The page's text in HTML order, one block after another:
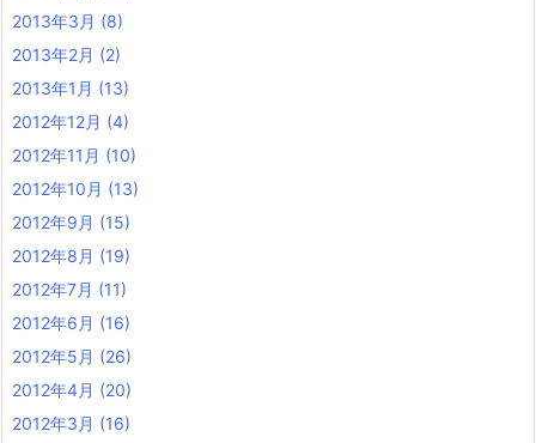
2013年3月 (8)
2013年2月 (2)
2013年1月 (13)
2012年12月 (4)
2012年11月 (10)
2012年10月 (13)
2012年9月 (15)
2012年8月 (19)
2012年7月 (11)
2012年6月 (16)
2012年5月 (26)
2012年4月 (20)
2012年3月 (16)